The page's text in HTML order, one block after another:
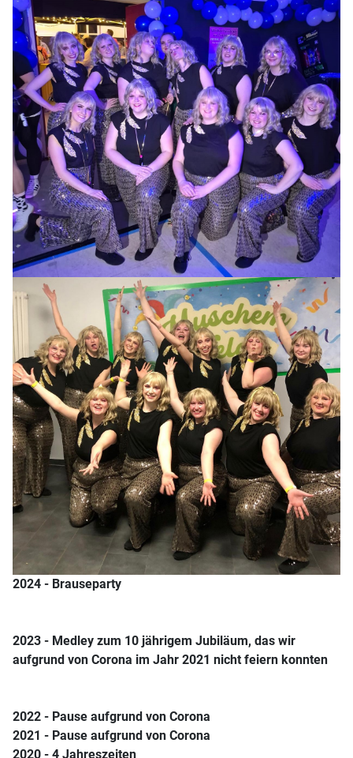
2024 - Brauseparty
2023 - Medley zum 10 jährigem Jubiläum, das wir
aufgrund von Corona im Jahr 2021 nicht feiern konnten
2022 - Pause aufgrund von Corona
2021 - Pause aufgrund von Corona
2020 - 4 Jahreszeiten